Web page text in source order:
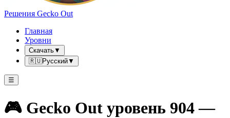
Решения Gecko Out
Главная
Уровни
Скачать▼
🇷🇺Русский▼
☰
🎮 Gecko Out уровень 904 —